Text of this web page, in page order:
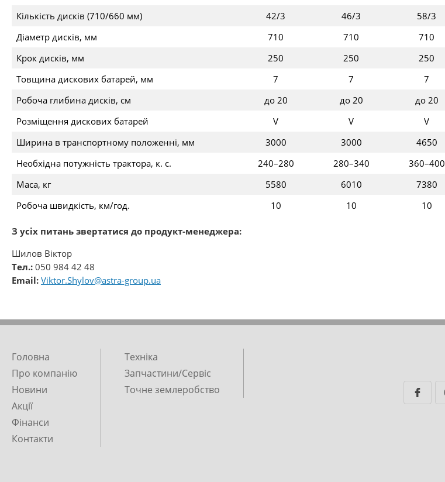
Кількість дисків (710/660 мм)
42/3 46/3
58/3
Діаметр дисків, мм
710 710
710
Крок дисків, мм
250 250
250
Товщина дискових батарей, мм
7 7
7
Робоча глибина дисків, см
до 20 до 20
до 20
Розміщення дискових батарей
V V
V
Ширина в транспортному положенні, мм
3000 3000
4650
Необхідна потужність трактора, к. с.
240–280 280–340
360–400
Маса, кг
5580 6010
7380
Робоча швидкість, км/год.
10 10 10
З усіх питань звертатися до продукт-менеджера:
Шилов Віктор
Тел.: 050 984 42 48
Email: Viktor.Shylov@astra-group.ua
Головна
Про компанію
Новини
Акції
Фінанси
Контакти
Техніка
Запчастини/Сервіс
Точне землеробство